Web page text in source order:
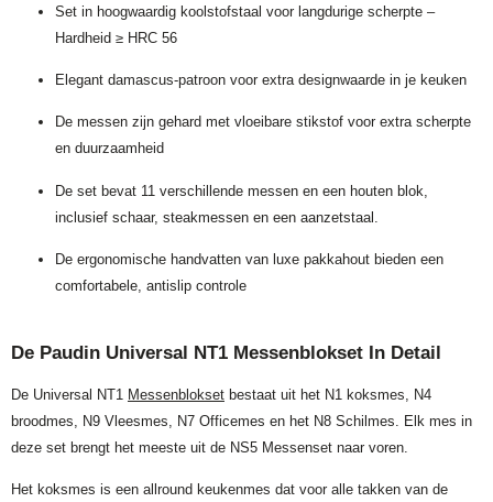
Set in hoogwaardig koolstofstaal voor langdurige scherpte –
Hardheid ≥ HRC 56
Elegant damascus-patroon voor extra designwaarde in je keuken
De messen zijn gehard met vloeibare stikstof voor extra scherpte
en duurzaamheid
De set bevat 11 verschillende messen en een houten blok,
inclusief schaar, steakmessen en een aanzetstaal.
De ergonomische handvatten van luxe pakkahout bieden een
comfortabele, antislip controle
De Paudin Universal NT1 Messenblokset In Detail
De Universal NT1 Messenblokset bestaat uit het N1 koksmes, N4
broodmes, N9 Vleesmes, N7 Officemes en het N8 Schilmes. Elk mes in
deze set brengt het meeste uit de NS5 Messenset naar voren.
Het koksmes is een allround keukenmes dat voor alle takken van de